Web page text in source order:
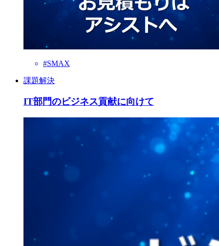
#SMAX
課題解決
IT部門のビジネス貢献に向けて